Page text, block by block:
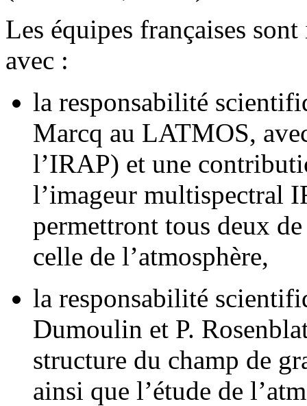
Les équipes françaises
avec :
la responsabilité
Marcq au LATMOS,
l’IRAP) et une
l’imageur multispectral
permettront tous deux
celle de l’atmosphère,
la responsabilité
Dumoulin et P.
structure du champ de
ainsi que l’étude de